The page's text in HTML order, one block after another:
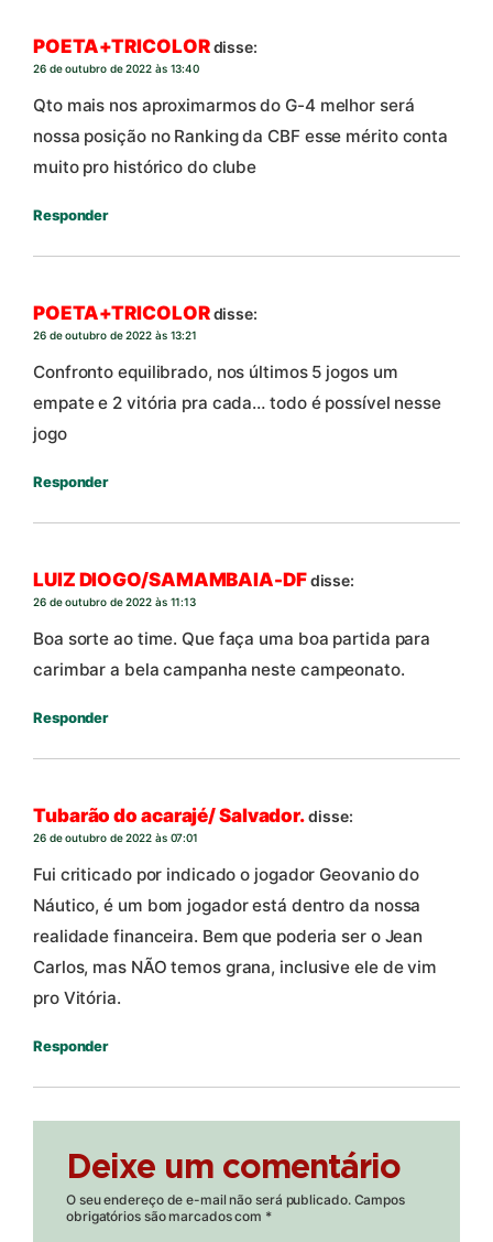
POETA+TRICOLORdisse:
26 de outubro de 2022 às 13:40
Qto mais nos aproximarmos do G-4 melhor será
nossa posição no Ranking da CBF esse mérito conta
muito pro histórico do clube
Responder
POETA+TRICOLORdisse:
26 de outubro de 2022 às 13:21
Confronto equilibrado, nos últimos 5 jogos um
empate e 2 vitória pra cada… todo é possível nesse
jogo
Responder
LUIZ DIOGO/SAMAMBAIA-DFdisse:
26 de outubro de 2022 às 11:13
Boa sorte ao time. Que faça uma boa partida para
carimbar a bela campanha neste campeonato.
Responder
Tubarão do acarajé/ Salvador.disse:
26 de outubro de 2022 às 07:01
Fui criticado por indicado o jogador Geovanio do
Náutico, é um bom jogador está dentro da nossa
realidade financeira. Bem que poderia ser o Jean
Carlos, mas NÃO temos grana, inclusive ele de vim
pro Vitória.
Responder
Deixe um comentário
O seu endereço de e-mail não será publicado. Campos
obrigatórios são marcados com *